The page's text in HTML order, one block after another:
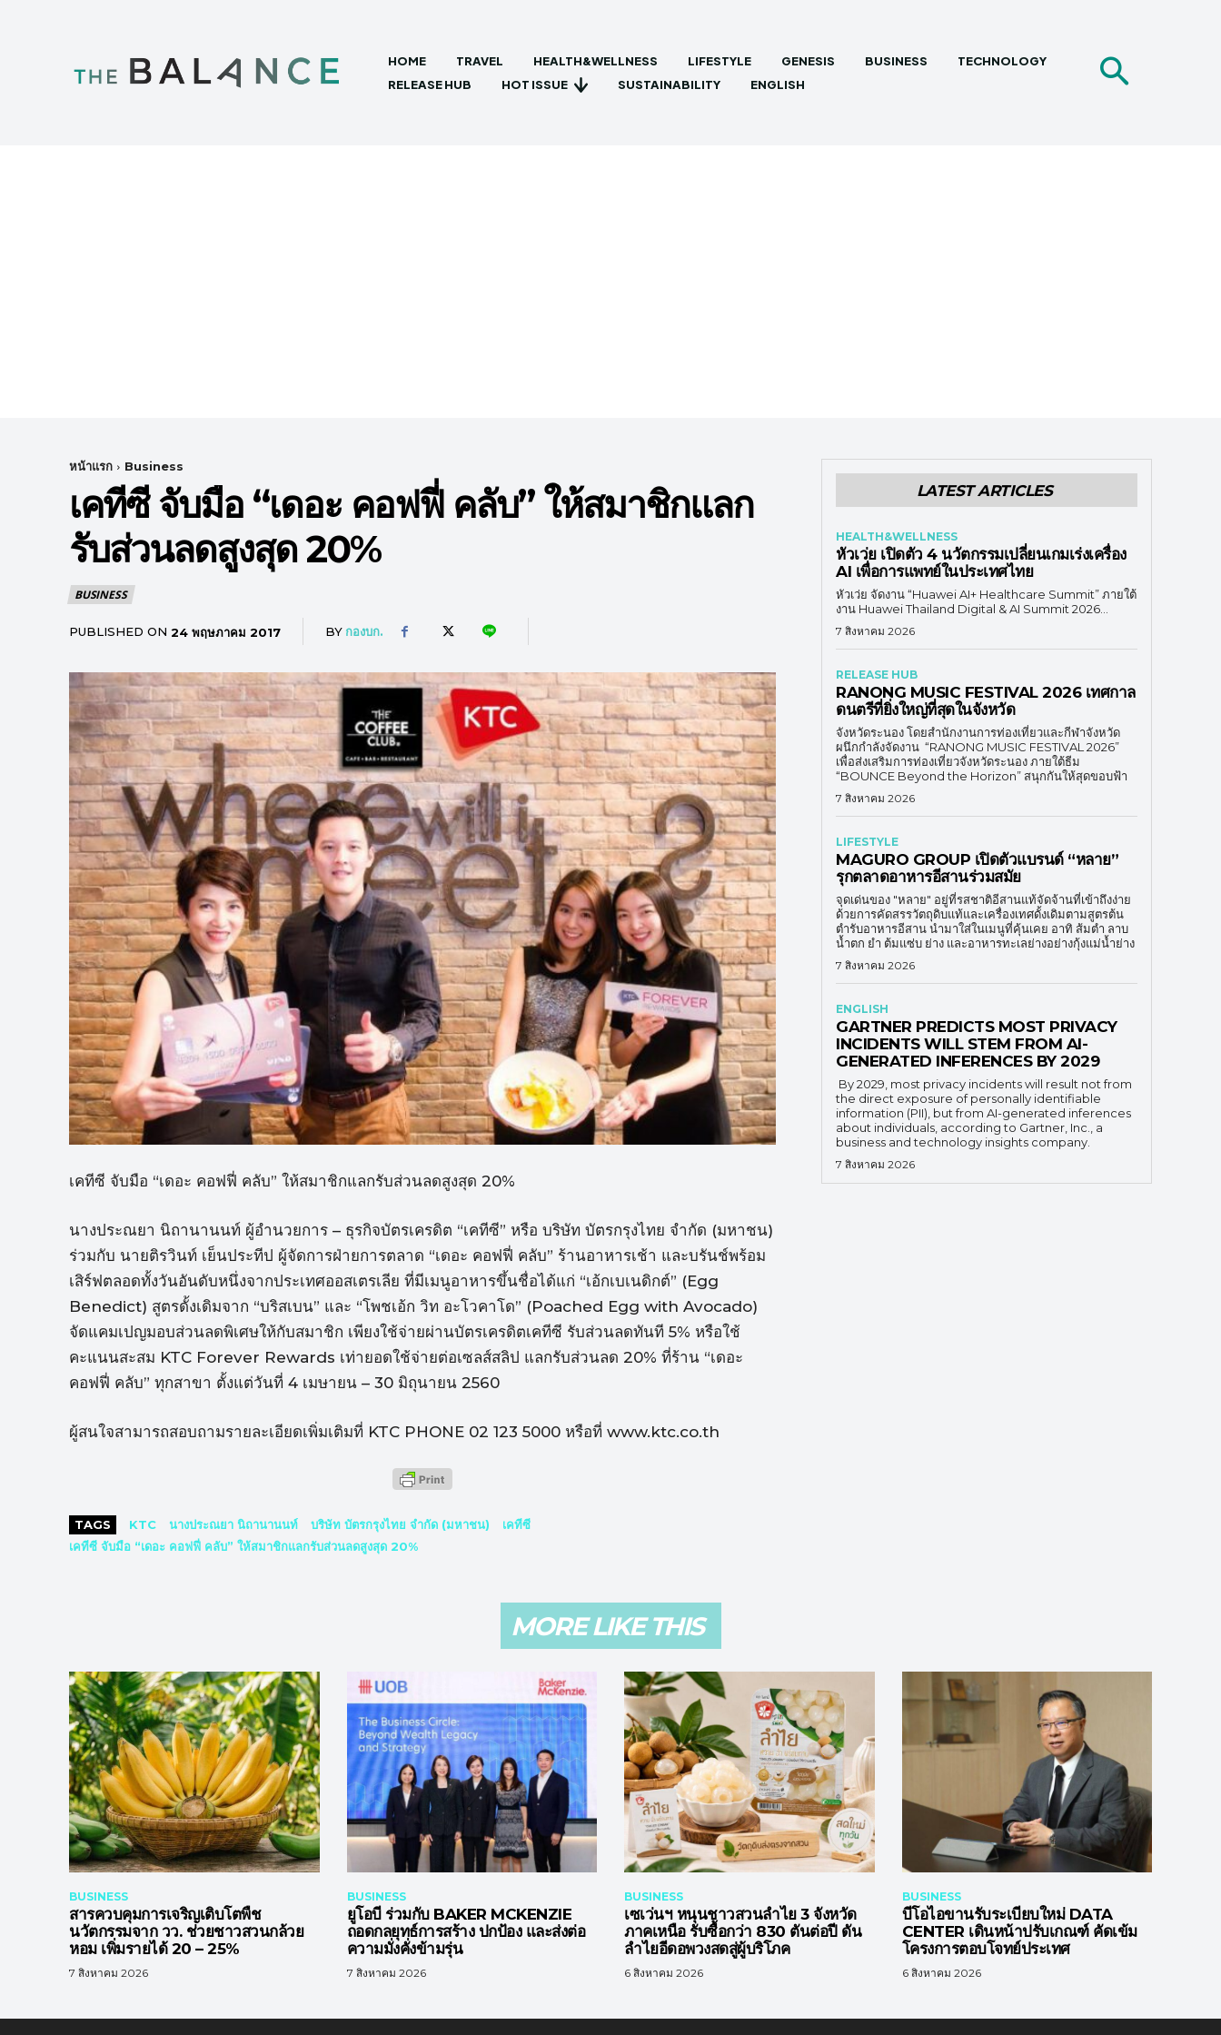
HOME TRAVEL HEALTH&WELLNESS LIFESTYLE GENESIS BUSINESS
TECHNOLOGY
RELEASE HUB
HOT ISSUE SUSTAINABILITY ENGLISH
หน้าแรก Business
เคทีซี จับมือ “เดอะ คอฟฟี่ คลับ” ให้สมาชิกแลก
รับส่วนลดสูงสุด 20%
BUSINESS
PUBLISHED ON 24 พฤษภาคม 2017 BY กองบก.
เคทีซี จับมือ “เดอะ คอฟฟี่ คลับ” ให้สมาชิกแลกรับส่วนลดสูงสุด 20%
นางประณยา นิถานานนท์ ผู้อำนวยการ – ธุรกิจบัตรเครดิต “เคทีซี” หรือ บริษัท บัตรกรุงไทย จำกัด (มหาชน)
ร่วมกับ นายติรวินท์ เย็นประทีป ผู้จัดการฝ่ายการตลาด “เดอะ คอฟฟี่ คลับ” ร้านอาหารเช้า และบรันช์พร้อม
เสิร์ฟตลอดทั้งวันอันดับหนึ่งจากประเทศออสเตรเลีย ที่มีเมนูอาหารขึ้นชื่อได้แก่ “เอ้กเบเนดิกต์” (Egg
Benedict) สูตรดั้งเดิมจาก “บริสเบน” และ “โพชเอ้ก วิท อะโวคาโด” (Poached Egg with Avocado)
จัดแคมเปญมอบส่วนลดพิเศษให้กับสมาชิก เพียงใช้จ่ายผ่านบัตรเครดิตเคทีซี รับส่วนลดทันที 5% หรือใช้
คะแนนสะสม KTC Forever Rewards เท่ายอดใช้จ่ายต่อเซลส์สลิป แลกรับส่วนลด 20% ที่ร้าน “เดอะ
คอฟฟี่ คลับ” ทุกสาขา ตั้งแต่วันที่ 4 เมษายน – 30 มิถุนายน 2560
ผู้สนใจสามารถสอบถามรายละเอียดเพิ่มเติมที่ KTC PHONE 02 123 5000 หรือที่ www.ktc.co.th
TAGS KTC นางประณยา นิถานานนท์ บริษัท บัตรกรุงไทย จำกัด (มหาชน)
เคทีซี
เคทีซี จับมือ “เดอะ คอฟฟี่ คลับ” ให้สมาชิกแลกรับส่วนลดสูงสุด 20%
LATEST ARTICLES
HEALTH&WELLNESS
หัวเว่ย เปิดตัว 4 นวัตกรรมเปลี่ยนเกมเร่งเครื่อง
AI เพื่อการแพทย์ในประเทศไทย
หัวเว่ย จัดงาน “Huawei AI+ Healthcare Summit” ภายใต้
งาน Huawei Thailand Digital & AI Summit 2026...
7 สิงหาคม 2026
RELEASE HUB
RANONG MUSIC FESTIVAL 2026 เทศกาล
ดนตรีที่ยิ่งใหญ่ที่สุดในจังหวัด
จังหวัดระนอง โดยสำนักงานการท่องเที่ยวและกีฬาจังหวัด
ผนึกกำลังจัดงาน “RANONG MUSIC FESTIVAL 2026”
เพื่อส่งเสริมการท่องเที่ยวจังหวัดระนอง ภายใต้ธีม
“BOUNCE Beyond the Horizon” สนุกกันให้สุดขอบฟ้า
7 สิงหาคม 2026
LIFESTYLE
MAGURO GROUP เปิดตัวแบรนด์ “หลาย”
รุกตลาดอาหารอีสานร่วมสมัย
จุดเด่นของ "หลาย" อยู่ที่รสชาติอีสานแท้จัดจ้านที่เข้าถึงง่าย
ด้วยการคัดสรรวัตถุดิบแท้และเครื่องเทศดั้งเดิมตามสูตรต้น
ตำรับอาหารอีสาน นำมาใส่ในเมนูที่คุ้นเคย อาทิ ส้มตำ ลาบ
น้ำตก ยำ ต้มแซ่บ ย่าง และอาหารทะเลย่างอย่างกุ้งแม่น้ำย่าง
7 สิงหาคม 2026
ENGLISH
GARTNER PREDICTS MOST PRIVACY
INCIDENTS WILL STEM FROM AI-
GENERATED INFERENCES BY 2029
By 2029, most privacy incidents will result not from
the direct exposure of personally identifiable
information (PII), but from AI-generated inferences
about individuals, according to Gartner, Inc., a
business and technology insights company.
7 สิงหาคม 2026
MORE LIKE THIS
BUSINESS
สารควบคุมการเจริญเติบโตพืช
นวัตกรรมจาก วว. ช่วยชาวสวนกล้วย
หอม เพิ่มรายได้ 20 – 25%
7 สิงหาคม 2026
BUSINESS
ยูโอบี ร่วมกับ BAKER MCKENZIE
ถอดกลยุทธ์การสร้าง ปกป้อง และส่งต่อ
ความมั่งคั่งข้ามรุ่น
7 สิงหาคม 2026
BUSINESS
เซเว่นฯ หนุนชาวสวนลำไย 3 จังหวัด
ภาคเหนือ รับซื้อกว่า 830 ตันต่อปี ดัน
ลำไยอีดอพวงสดสู่ผู้บริโภค
6 สิงหาคม 2026
BUSINESS
บีโอไอขานรับระเบียบใหม่ DATA
CENTER เดินหน้าปรับเกณฑ์ คัดเข้ม
โครงการตอบโจทย์ประเทศ
6 สิงหาคม 2026